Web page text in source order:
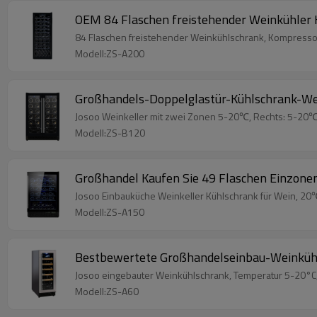
OEM 84 Flaschen freistehender
84 Flaschen freistehender Weinkühlschrank,
Modell:ZS-A200
Großhandels-Doppelglastür-Kühlschrank-
Josoo Weinkeller mit zwei Zonen 5-20℃, Rechts: 5-
Modell:ZS-B120
Großhandel Kaufen Sie 49 Flaschen
Josoo Einbauküche Weinkeller Kühlschrank für Wein,
Modell:ZS-A150
Bestbewertete Großhandelseinbau-
Josoo eingebauter Weinkühlschrank, Temperatur 5-
Modell:ZS-A60